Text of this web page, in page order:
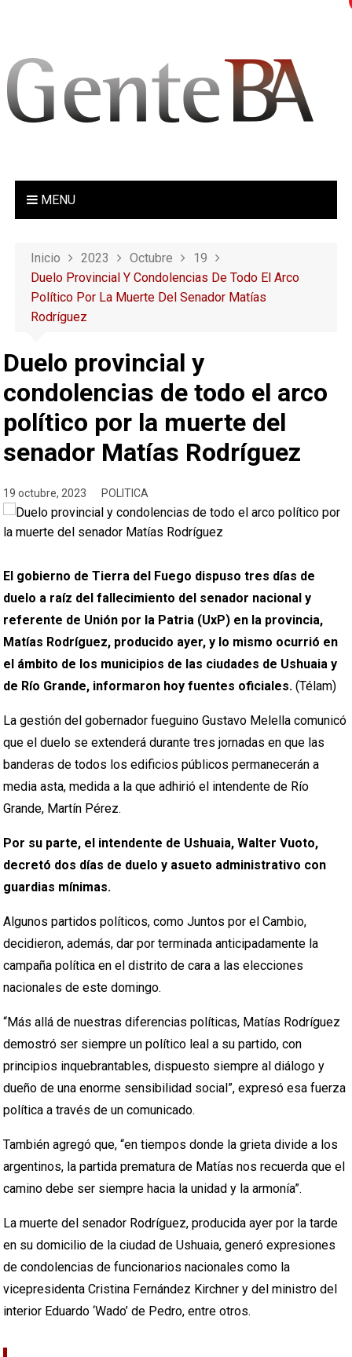
MENU
Inicio 2023 Octubre
19
Duelo Provincial Y Condolencias De Todo El Arco
Político Por La Muerte Del Senador Matías
Rodríguez
Duelo provincial y
condolencias de todo el arco
político por la muerte del
senador Matías Rodríguez
19 octubre, 2023 POLITICA
El gobierno de Tierra del Fuego dispuso tres días de
duelo a raíz del fallecimiento del senador nacional y
referente de Unión por la Patria (UxP) en la provincia,
Matías Rodríguez, producido ayer, y lo mismo ocurrió en
el ámbito de los municipios de las ciudades de Ushuaia y
de Río Grande, informaron hoy fuentes oficiales. (Télam)
La gestión del gobernador fueguino Gustavo Melella comunicó
que el duelo se extenderá durante tres jornadas en que las
banderas de todos los edificios públicos permanecerán a
media asta, medida a la que adhirió el intendente de Río
Grande, Martín Pérez.
Por su parte, el intendente de Ushuaia, Walter Vuoto,
decretó dos días de duelo y asueto administrativo con
guardias mínimas.
Algunos partidos políticos, como Juntos por el Cambio,
decidieron, además, dar por terminada anticipadamente la
campaña política en el distrito de cara a las elecciones
nacionales de este domingo.
“Más allá de nuestras diferencias políticas, Matías Rodríguez
demostró ser siempre un político leal a su partido, con
principios inquebrantables, dispuesto siempre al diálogo y
dueño de una enorme sensibilidad social”, expresó esa fuerza
política a través de un comunicado.
También agregó que, “en tiempos donde la grieta divide a los
argentinos, la partida prematura de Matías nos recuerda que el
camino debe ser siempre hacia la unidad y la armonía”.
La muerte del senador Rodríguez, producida ayer por la tarde
en su domicilio de la ciudad de Ushuaia, generó expresiones
de condolencias de funcionarios nacionales como la
vicepresidenta Cristina Fernández Kirchner y del ministro del
interior Eduardo ‘Wado’ de Pedro, entre otros.